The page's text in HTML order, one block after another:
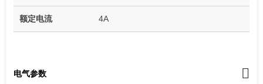
额定电流 4A
电气参数